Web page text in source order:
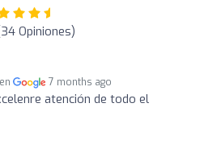
Opiniones)
7 months ago
atención de todo el